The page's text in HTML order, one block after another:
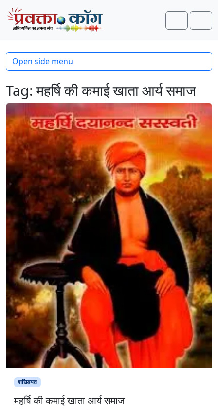
Skip to content
Skip to footer
Search
Tag:महर्षि की कमाई खाता आर्य समाज
शख्सियत
महर्षि की कमाई खाता आर्य समाज
Open side menu